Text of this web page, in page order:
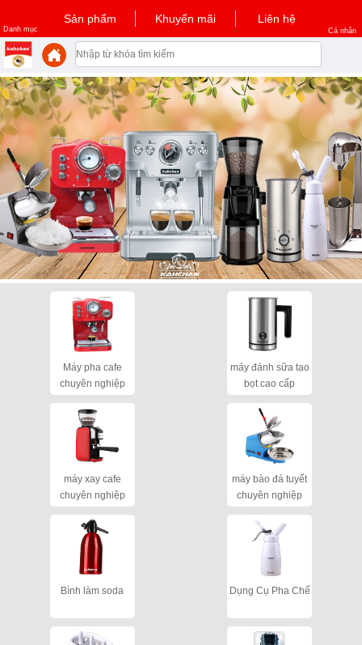
Danh mục
Sản phẩm Khuyến mãi Liên hệ
Cá nhân
Máy pha cafe
chuyên nghiệp
máy đánh sữa tạo
bọt cao cấp
máy xay cafe
chuyên nghiệp
máy bào đá tuyết
chuyên nghiệp
Bình làm soda Dụng Cụ Pha Chế